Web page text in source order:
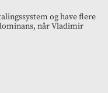
og have flere
når Vladimir